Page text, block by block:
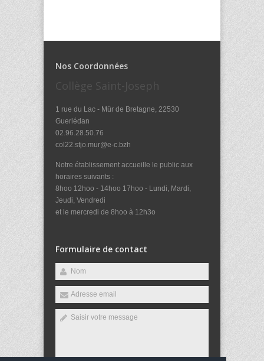
Nos Coordonnées
Collège Saint-Joseph
1 rue du Lac - Mûr de Bretagne, 22530
Guerlédan
02.96.28.50.76
col22.stjo.mur@e-c.bzh
Notre établissement accueille le public aux
horaires suivants :
8hoo 12hoo - 14hoo 17hoo - Lundi, Mardi,
Jeudi, Vendredi
et le mercredi de 8hoo à 12h3o
Formulaire de contact